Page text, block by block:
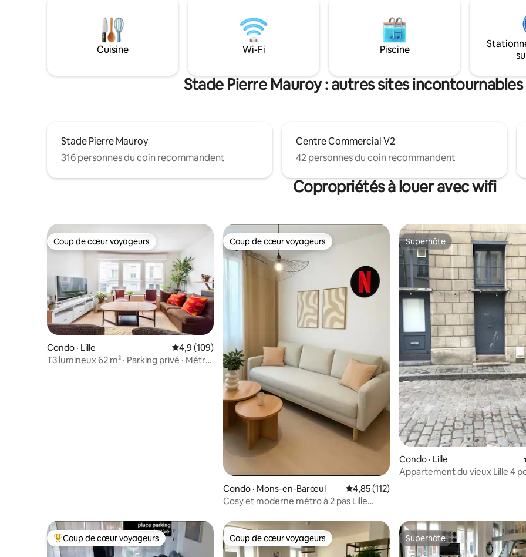
bientôt !
cinéma, le vidéoprojecteur est
vous offrir une expérience
✨Réservez dès maintenant
escapade mémorable à Casa
Cuisine Wi-Fi Piscine
Stade Pierre Mauroy : autres sites
Stade Pierre Mauroy
316 personnes du coin recommandent
Centre Commercial V2
42 personnes du coin recommandent
Copropriétés à louer avec wifi
Coup de cœur voyageurs
Coup de cœur voyageurs
Condo · Lille Note moyenne de 4,9 sur 5, 109 commentaires
4,9 (109)
T3 lumineux 62 m² · Parking privé · Métro
Coup de cœur voyageurs
Coup de cœur voyageurs
Condo · Mons-en-Barœul Note moyenne de 4,85 sur 5, 112
4,85 (112)
Cosy et moderne métro à 2 pas Lille
Superhôte
Superhôte
Condo · Lille
Appartement du vieux Lille 4
Coup de cœur voyageurs parmi les plus aimés
Coup de cœur voyageurs Coup de cœur voyageurs
Coup de cœur voyageurs Superhôte
Superhôte